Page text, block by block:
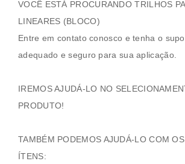
VOCÊ ESTÁ PROCURANDO TRILHOS
LINEARES (BLOCO)
Entre em contato conosco e tenha o
adequado e seguro para sua aplicação.
IREMOS AJUDÁ-LO NO
PRODUTO!
TAMBÉM PODEMOS AJUDÁ-LO COM
ÍTENS: